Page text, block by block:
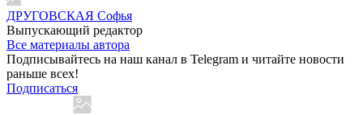
ДРУГОВСКАЯ Софья
Выпускающий редактор
Все материалы автора
Подписывайтесь на наш канал в Telegram и читайте новости
раньше всех!
Подписаться